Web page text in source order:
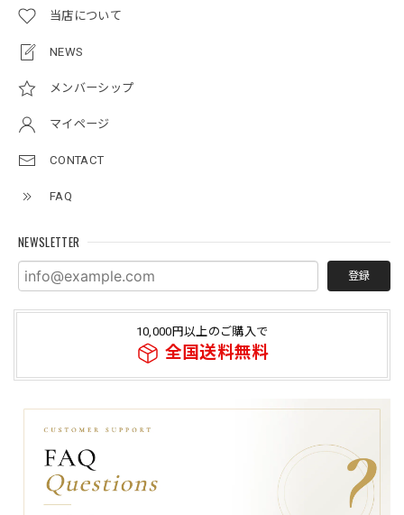
当店について
NEWS
メンバーシップ
マイページ
CONTACT
FAQ
NEWSLETTER
登録
10,000円以上のご購入で
全国送料無料